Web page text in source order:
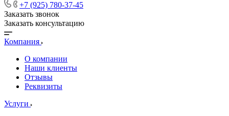
+7 (925) 780-37-45
Заказать звонок
Заказать консультацию
Компания
О компании
Наши клиенты
Отзывы
Реквизиты
Услуги